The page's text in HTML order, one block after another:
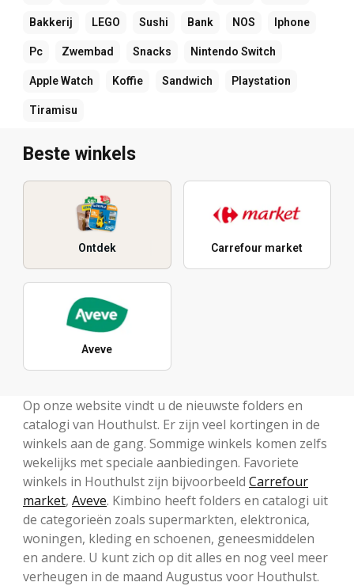
Bakkerij LEGO Sushi Bank NOS Iphone
Pc Zwembad Snacks Nintendo Switch
Apple Watch Koffie Sandwich Playstation
Tiramisu
Beste winkels
Ontdek Carrefour market
Aveve
Op onze website vindt u de nieuwste folders en
catalogi van Houthulst. Er zijn veel kortingen in de
winkels aan de gang. Sommige winkels komen zelfs
wekelijks met speciale aanbiedingen. Favoriete
winkels in Houthulst zijn bijvoorbeeld Carrefour
market, Aveve. Kimbino heeft folders en catalogi uit
de categorieën zoals supermarkten, elektronica,
woningen, kleding en schoenen, geneesmiddelen
en andere. U kunt zich op dit alles en nog veel meer
verheugen in de maand Augustus voor Houthulst.